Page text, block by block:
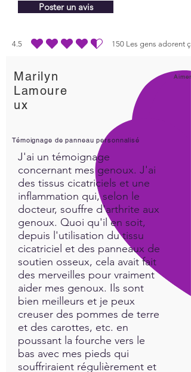
Poster un avis
4.5 150 Les gens adorent ça
la note moyenne est 4.5 sur 5, d'après 150 votes, Les
Marilyn
Lamoure
ux
Aimer!
Témoignage de panneau personnalisé
J'ai un témoignage
concernant mes genoux. J'ai
des tissus cicatriciels et une
inflammation qui, selon le
docteur, souffre d'arthrite aux
genoux. Quoi qu'il en soit,
depuis l'utilisation du tissu
cicatriciel et des panneaux de
soutien osseux, cela avait fait
des merveilles pour vraiment
aider mes genoux. Ils sont
bien meilleurs et je peux
creuser des pommes de terre
et des carottes, etc. en
poussant la fourche vers le
bas avec mes pieds qui
souffriraient régulièrement et